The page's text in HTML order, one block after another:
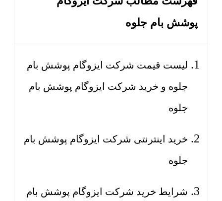
پوشش بام جلوه
لیست قیمت شرکت ایزوگام پوشش بام
جلوه و خرید شرکت ایزوگام پوشش بام
جلوه
خرید اینترنتی شرکت ایزوگام پوشش بام
جلوه
شرایط خرید شرکت ایزوگام پوشش بام